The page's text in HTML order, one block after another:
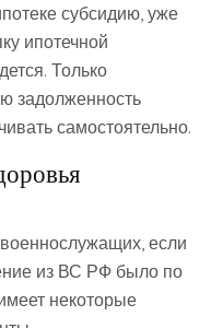
субсидию, уже
ипотечной
Только
задолженность
самостоятельно.
если
из ВС РФ было по
некоторые